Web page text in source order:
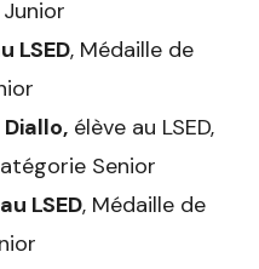
LSED, Médaille de
élève au LSED,
Senior
LSED, Médaille de